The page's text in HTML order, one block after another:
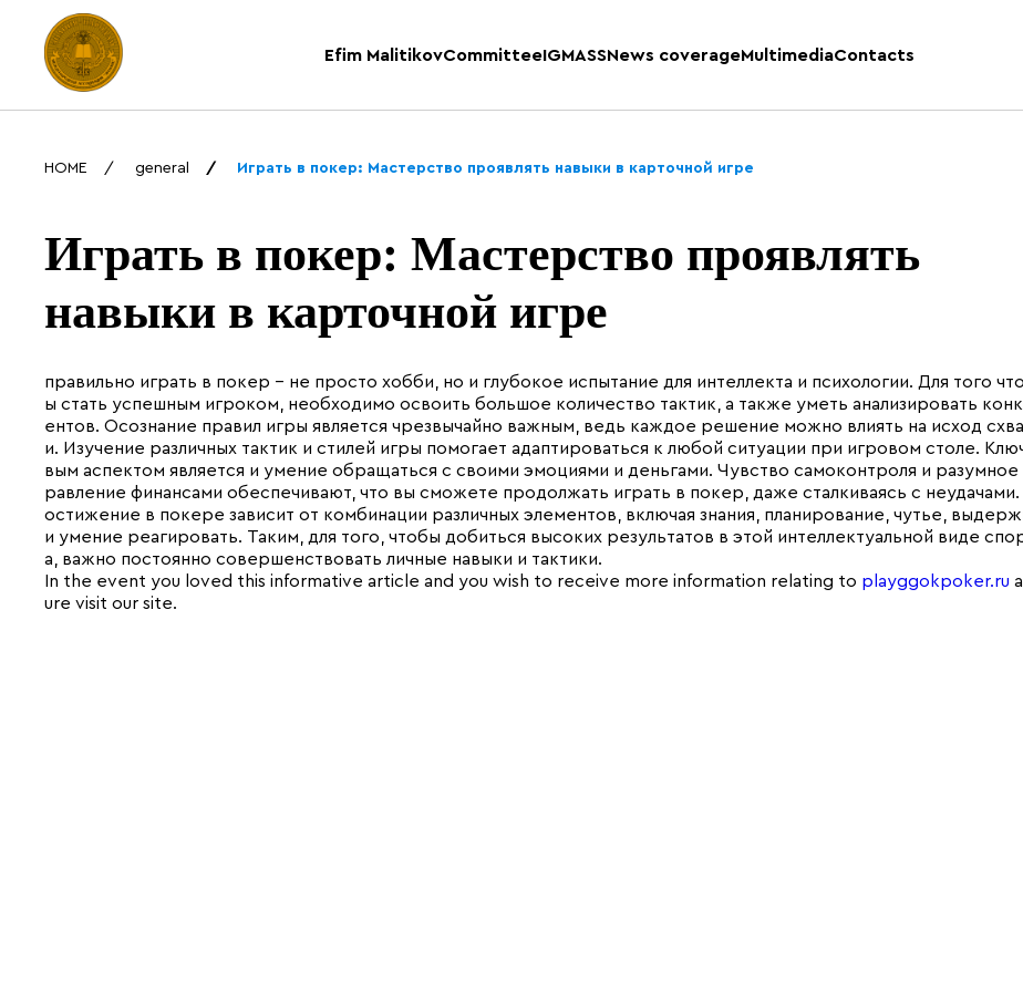
Efim MalitikovCommitteeIGMASSNews coverageMultimediaContacts
HOME general Играть в покер: Мастерство проявлять навыки в карточной игре
Играть в покер: Мастерство проявлять
навыки в карточной игре
правильно играть в покер – не просто хобби, но и глубокое испытание для интеллекта и психологии. Для того
ы стать успешным игроком, необходимо освоить большое количество тактик, а также уметь анализировать
ентов. Осознание правил игры является чрезвычайно важным, ведь каждое решение можно влиять на исход
и. Изучение различных тактик и стилей игры помогает адаптироваться к любой ситуации при игровом столе.
вым аспектом является и умение обращаться с своими эмоциями и деньгами. Чувство самоконтроля и разумное
равление финансами обеспечивают, что вы сможете продолжать играть в покер, даже сталкиваясь с
остижение в покере зависит от комбинации различных элементов, включая знания, планирование, чутье,
и умение реагировать. Таким, для того, чтобы добиться высоких результатов в этой интеллектуальной виде
а, важно постоянно совершенствовать личные навыки и тактики.
In the event you loved this informative article and you wish to receive more information relating to playggokpoker.ru
ure visit our site.